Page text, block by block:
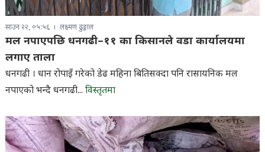
साउन २२, ०५:५६ लक्ष्मण ढुङ्गाल
मल नपाएपछि धनगढी–११ का किसानले वडा कार्यालयमा
लगाए ताला
धनगढी । धान रोपाइँ गरेको डेढ महिना बितिसक्दा पनि रासायनिक मल
नपाएको भन्दै धनगढी... विस्तृतमा